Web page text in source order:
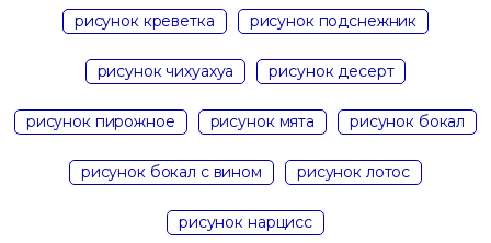
рисунок креветка рисунок подснежник
рисунок чихуахуа рисунок десерт
рисунок пирожное рисунок мята рисунок бокал
рисунок бокал с вином рисунок лотос
рисунок нарцисс